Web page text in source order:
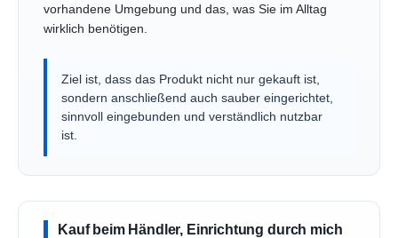
vorhandene Umgebung und das, was Sie im Alltag
wirklich benötigen.
Ziel ist, dass das Produkt nicht nur gekauft ist,
sondern anschließend auch sauber eingerichtet,
sinnvoll eingebunden und verständlich nutzbar
ist.
Kauf beim Händler, Einrichtung durch mich